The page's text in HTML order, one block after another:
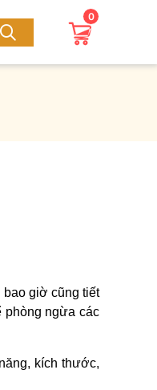
0
bao giờ cũng tiết
phòng ngừa các
kích thước,